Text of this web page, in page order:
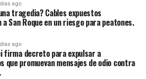
ago
tragedia? Cables expuestos
San Roque en un riesgo para peatones.
ago
firma decreto para expulsar a
que promuevan mensajes de odio contra